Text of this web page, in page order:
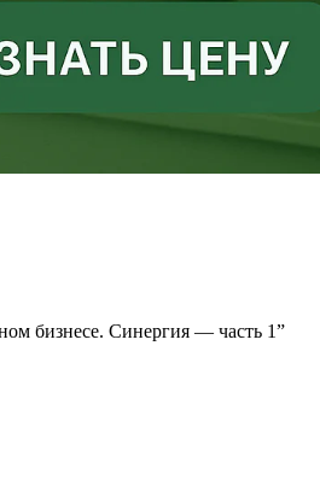
бизнесе. Синергия — часть 1”